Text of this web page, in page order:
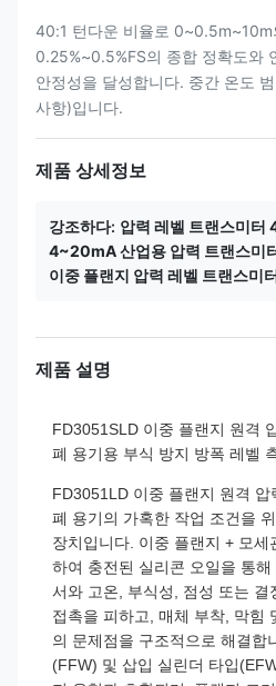
40:1 턴다운 비율로 0~0.5m~10m
0.25%~0.5%FS의 종합 정확도와
안정성을 달성합니다. 중간 온
사항)입니다.
제품 상세정보
강조하다: 압력 레벨 트랜스미
4~20mA 산업용 압력 트랜스미
이중 플랜지 압력 레벨 트랜스미
제품 설명
FD3051SLD 이중 플랜지 원격
폐 용기용 부식 방지 방폭 레벨
FD3051LD 이중 플랜지 원격 압
폐 용기의 가혹한 작업 조건을
장치입니다. 이중 플랜지 + 모세
하여 충전된 실리콘 오일을 통
서와 고온, 부식성, 점성 또는 결
접촉을 피하고, 매체 부착, 막힘
의 문제점을 구조적으로 해결합
(FFW) 및 삽입 실린더 타입